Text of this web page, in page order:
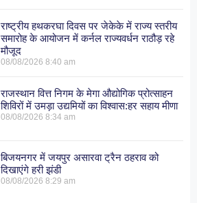
राष्ट्रीय हथकरघा दिवस पर जेकेके में राज्य स्तरीय
समारोह के आयोजन में कर्नल राज्यवर्धन राठौड़ रहे
मौजूद
08/08/20268:40 am
राजस्थान वित्त निगम के मेगा औद्योगिक प्रोत्साहन
शिविरों में उमड़ा उद्यमियों का विश्वास:हर सहाय मीणा
08/08/20268:34 am
बिजयनगर में जयपुर असारवा ट्रैन ठहराव को
दिखाएंगे हरी झंडी
08/08/20268:29 am